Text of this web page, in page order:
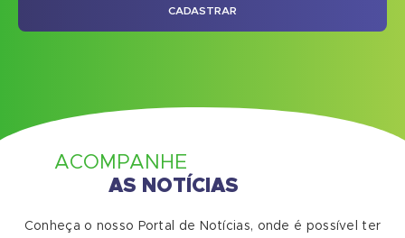
CADASTRAR
ACOMPANHE
AS NOTÍCIAS
Conheça o nosso Portal de Notícias, onde é possível ter